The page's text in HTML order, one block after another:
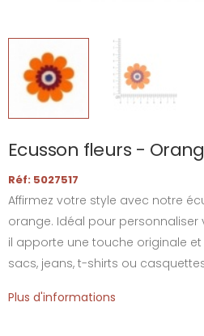
Ecusson fleurs -
Réf: 5027517
Affirmez votre style avec notre
orange. Idéal pour
il apporte une touche originale
sacs, jeans, t-shirts ou
Plus d'informations